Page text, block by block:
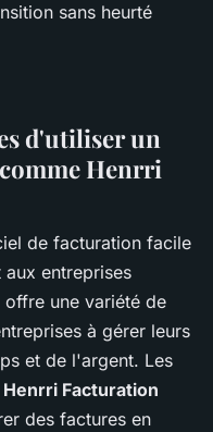
sans heurté
d'utiliser un
Henrri
de facturation facile
entreprises
une variété de
à gérer leurs
et de l'argent. Les
Henrri Facturation
des factures en